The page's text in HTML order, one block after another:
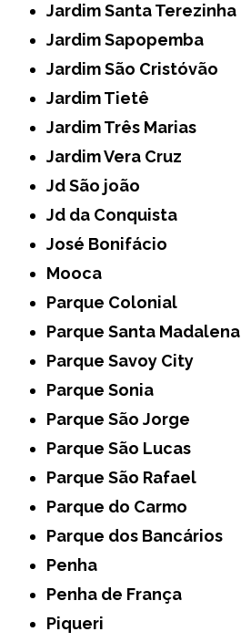
Jardim Santa Terezinha
Jardim Sapopemba
Jardim São Cristóvão
Jardim Tietê
Jardim Três Marias
Jardim Vera Cruz
Jd São joão
Jd da Conquista
José Bonifácio
Mooca
Parque Colonial
Parque Santa Madalena
Parque Savoy City
Parque Sonia
Parque São Jorge
Parque São Lucas
Parque São Rafael
Parque do Carmo
Parque dos Bancários
Penha
Penha de França
Piqueri